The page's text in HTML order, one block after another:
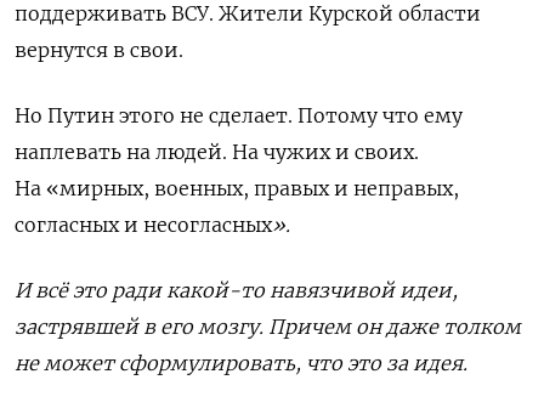
поддерживать ВСУ. Жители Курской области
вернутся в свои.
Но Путин этого не сделает. Потому что ему
наплевать на людей. На чужих и своих.
На «мирных, военных, правых и неправых,
согласных и несогласных».
И всё это ради какой-то навязчивой идеи,
застрявшей в его мозгу. Причем он даже толком
не может сформулировать, что это за идея.